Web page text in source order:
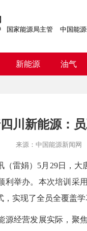
国家能源局主管 中国能
新能源 油气
川新能源：
来源： 中国能源新闻网
（雷娟） 5月29日，大
利举办。本次培训采
实现了全员全覆盖学
经营发展实际，聚焦